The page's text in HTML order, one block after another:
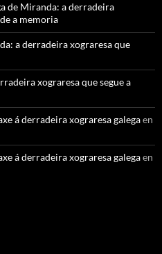
de Miranda: a derradeira
a memoria
a derradeira xograresa que
xograresa que segue a
á derradeira xograresa galegaen
á derradeira xograresa galegaen